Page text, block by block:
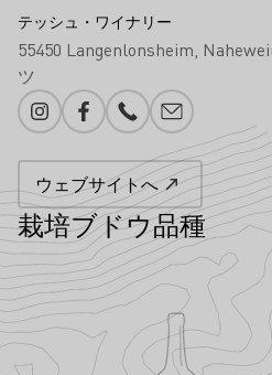
テッシュ・ワイナリー
55450 Langenlonsheim
ツ
InstagramFacebook電話番号メール追加
ウェブサイトへ
栽培ブドウ品種